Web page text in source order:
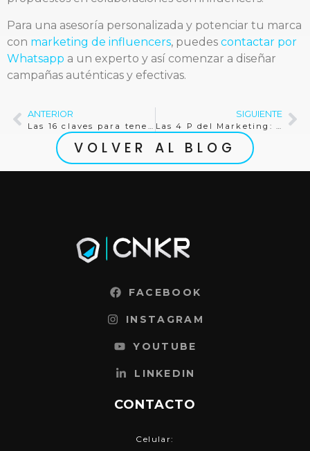
Para una asesoría personalizada y potenciar tu marca
con marketing de influencers, puedes contactar por
Whatsapp a un experto y así comenzar a diseñar
campañas auténticas y efectivas.
ANTERIOR
Las 16 claves para tener reuniones de trabajo efectivas
SIGUIENTE
Las 4 P del Marketing: Guía Esencial para Tu Estrategia
VOLVER AL BLOG
FACEBOOK
INSTAGRAM
YOUTUBE
LINKEDIN
CONTACTO
Celular: